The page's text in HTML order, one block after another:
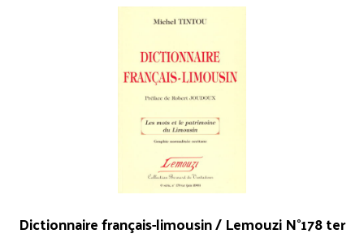
Dictionnaire français-limousin / Lemouzi N°178 ter